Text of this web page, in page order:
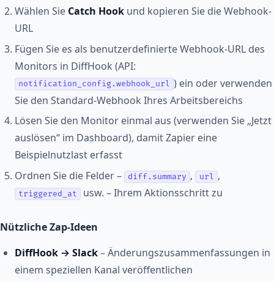
Wählen Sie Catch Hook und kopieren Sie die Webhook-
URL
Fügen Sie es als benutzerdefinierte Webhook-URL des
Monitors in DiffHook (API:
notification_config.webhook_url ) ein oder verwenden
Sie den Standard-Webhook Ihres Arbeitsbereichs
Lösen Sie den Monitor einmal aus (verwenden Sie „Jetzt
auslösen“ im Dashboard), damit Zapier eine
Beispielnutzlast erfasst
Ordnen Sie die Felder –
diff.summary , url ,
triggered_at usw. – Ihrem Aktionsschritt zu
Nützliche Zap-Ideen
DiffHook → Slack– Änderungszusammenfassungen in
einem speziellen Kanal veröffentlichen